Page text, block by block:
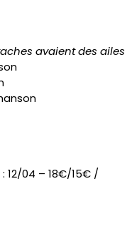
avaient des ailes
: 12/04 – 18€/15€ /